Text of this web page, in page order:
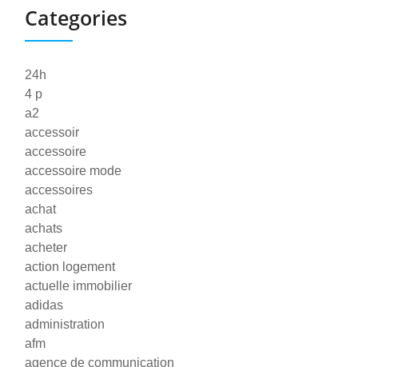
Categories
24h
4 p
a2
accessoir
accessoire
accessoire mode
accessoires
achat
achats
acheter
action logement
actuelle immobilier
adidas
administration
afm
agence de communication